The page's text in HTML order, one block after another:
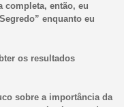
completa, então, eu
enquanto eu
os resultados
sobre a importância da